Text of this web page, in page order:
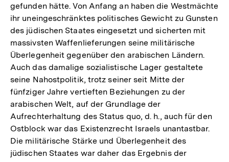
gefunden hätte. Von Anfang an haben die Westmächte
ihr uneingeschränktes politisches Gewicht zu Gunsten
des jüdischen Staates eingesetzt und sicherten mit
massivsten Waffenlieferungen seine militärische
Überlegenheit gegenüber den arabischen Ländern.
Auch das damalige sozialistische Lager gestaltete
seine Nahostpolitik, trotz seiner seit Mitte der
fünfziger Jahre vertieften Beziehungen zu der
arabischen Welt, auf der Grundlage der
Aufrechterhaltung des Status quo, d. h., auch für den
Ostblock war das Existenzrecht Israels unantastbar.
Die militärische Stärke und Überlegenheit des
jüdischen Staates war daher das Ergebnis der